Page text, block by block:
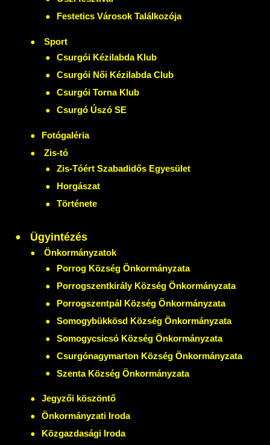
Festetics Városok Találkozója
Sport
Csurgói Kézilabda Klub
Csurgói Női Kézilabda Club
Csurgói Torna Klub
Csurgó Úszó SE
Fotógaléria
Zis-tó
Zis-Tóért Szabadidős Egyesület
Horgászat
Története
Ügyintézés
Önkormányzatok
Porrog Község Önkormányzata
Porrogszentkirály Község Önkormányzata
Porrogszentpál Község Önkormányzata
Somogybükkösd Község Önkormányzata
Somogycsicsó Község Önkormányzata
Csurgónagymarton Község Önkormányzata
Szenta Község Önkormányzata
Jegyzői köszöntő
Önkormányzati Iroda
Közgazdasági Iroda